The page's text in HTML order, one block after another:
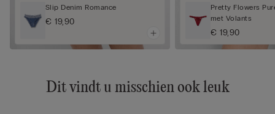
Slip Denim Romance
€ 19,90
Pretty Flowers
met Volants
€ 19,90
Dit vindt u misschien ook leuk